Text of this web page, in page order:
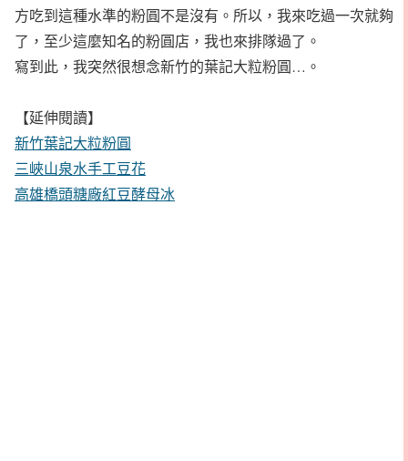
方吃到這種水準的粉圓不是沒有。所以，我來吃過一次就夠
了，至少這麼知名的粉圓店，我也來排隊過了。
寫到此，我突然很想念新竹的葉記大粒粉圓…。
【延伸閱讀】
新竹葉記大粒粉圓
三峽山泉水手工豆花
高雄橋頭糖廠紅豆酵母冰